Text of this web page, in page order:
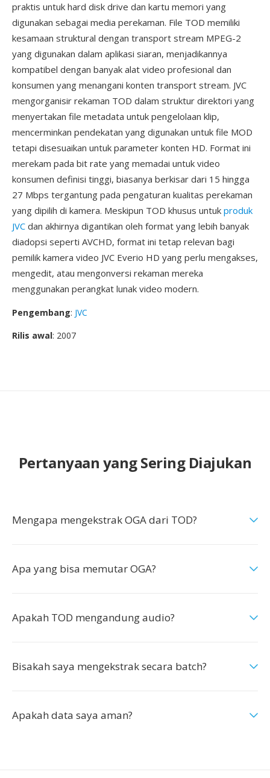
praktis untuk hard disk drive dan kartu memori yang
digunakan sebagai media perekaman. File TOD memiliki
kesamaan struktural dengan transport stream MPEG-2
yang digunakan dalam aplikasi siaran, menjadikannya
kompatibel dengan banyak alat video profesional dan
konsumen yang menangani konten transport stream. JVC
mengorganisir rekaman TOD dalam struktur direktori yang
menyertakan file metadata untuk pengelolaan klip,
mencerminkan pendekatan yang digunakan untuk file MOD
tetapi disesuaikan untuk parameter konten HD. Format ini
merekam pada bit rate yang memadai untuk video
konsumen definisi tinggi, biasanya berkisar dari 15 hingga
27 Mbps tergantung pada pengaturan kualitas perekaman
yang dipilih di kamera. Meskipun TOD khusus untuk produk
JVC dan akhirnya digantikan oleh format yang lebih banyak
diadopsi seperti AVCHD, format ini tetap relevan bagi
pemilik kamera video JVC Everio HD yang perlu mengakses,
mengedit, atau mengonversi rekaman mereka
menggunakan perangkat lunak video modern.
Pengembang: JVC
Rilis awal: 2007
Pertanyaan yang Sering Diajukan
Mengapa mengekstrak OGA dari TOD?
Apa yang bisa memutar OGA?
Apakah TOD mengandung audio?
Bisakah saya mengekstrak secara batch?
Apakah data saya aman?